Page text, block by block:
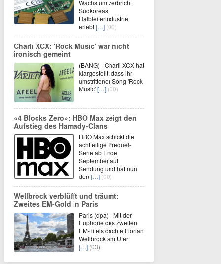
Wachstum zerbricht
Südkoreas
Halbleiterindustrie
erlebt[…] (00)
Charli XCX: 'Rock Music' war nicht
ironisch gemeint
(BANG) - Charli XCX hat
klargestellt, dass ihr
umstrittener Song 'Rock
Music'[…] (00)
«4 Blocks Zero»: HBO Max zeigt den
Aufstieg des Hamady-Clans
HBO Max schickt die
achtteilige Prequel-
Serie ab Ende
September auf
Sendung und hat nun
den […] (00)
Wellbrock verblüfft und träumt:
Zweites EM-Gold in Paris
Paris (dpa) - Mit der
Euphorie des zweiten
EM-Titels dachte Florian
Wellbrock am Ufer
[…] (03)